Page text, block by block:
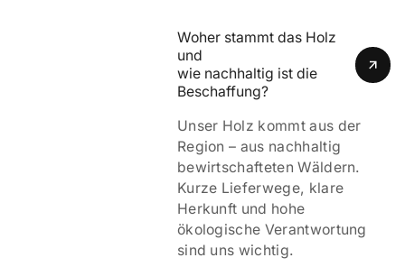
Woher stammt das Holz
und
wie nachhaltig ist die
Beschaffung?
Unser Holz kommt aus der
Region – aus nachhaltig
bewirtschafteten Wäldern.
Kurze Lieferwege, klare
Herkunft und hohe
ökologische Verantwortung
sind uns wichtig.